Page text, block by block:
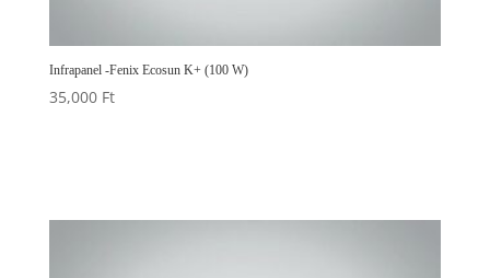
Infrapanel -Fenix Ecosun K+ (100 W)
35,000 Ft